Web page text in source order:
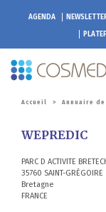
AGENDA
Accueil > Annuaire
WEPREDIC
PARC D ACTIVITE
35760 SAINT-GRÉGOIRE
Bretagne
FRANCE